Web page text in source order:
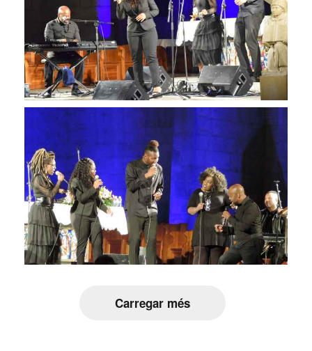
Carregar més